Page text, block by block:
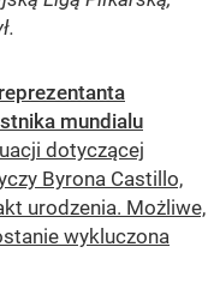
mundialu
dotyczącej
Byrona Castillo,
urodzenia. Możliwe,
wykluczona